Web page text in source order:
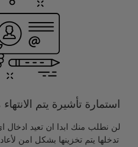
استمارة تأشيرة يتم
لن نطلب منك ابدا ان تعيد ادخال
تدخلها يتم تخزينها بشكل امن